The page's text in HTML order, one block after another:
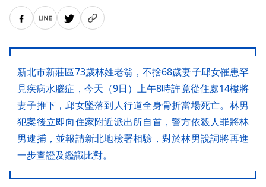
新北市新莊區73歲林姓老翁，不捨68歲妻子邱女罹患罕
見疾病水腦症，今天（9日）上午8時許竟從住處14樓將
妻子推下，邱女墜落到人行道全身骨折當場死亡。林男
犯案後立即向住家附近派出所自首，警方依殺人罪將林
男逮捕，並報請新北地檢署相驗，對於林男說詞將再進
一步查證及鑑識比對。